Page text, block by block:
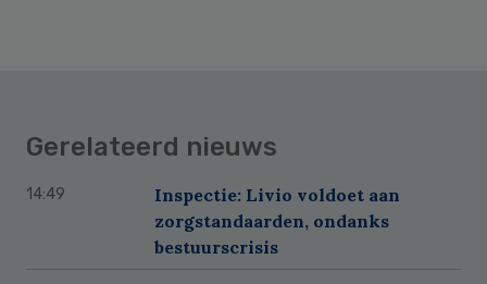
Gerelateerd nieuws
14:49
Inspectie: Livio voldoet aan
zorgstandaarden, ondanks
bestuurscrisis